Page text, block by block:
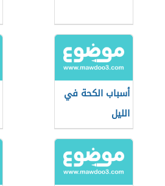
أسباب الكحة في
الليل